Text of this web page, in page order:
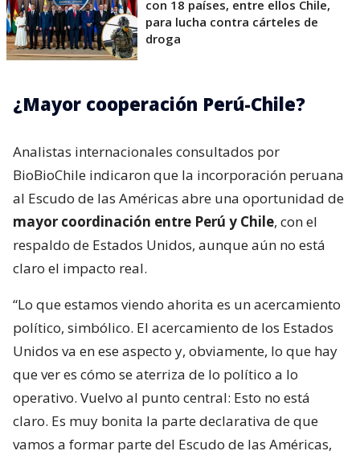
con 18 países, entre ellos Chile,
para lucha contra cárteles de
droga
¿Mayor cooperación Perú-Chile?
Analistas internacionales consultados por
BioBioChile indicaron que la incorporación peruana
al Escudo de las Américas abre una oportunidad de
mayor coordinación entre Perú y Chile, con el
respaldo de Estados Unidos, aunque aún no está
claro el impacto real.
“Lo que estamos viendo ahorita es un acercamiento
político, simbólico. El acercamiento de los Estados
Unidos va en ese aspecto y, obviamente, lo que hay
que ver es cómo se aterriza de lo político a lo
operativo. Vuelvo al punto central: Esto no está
claro. Es muy bonita la parte declarativa de que
vamos a formar parte del Escudo de las Américas,